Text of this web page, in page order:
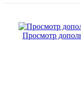
Просмотр